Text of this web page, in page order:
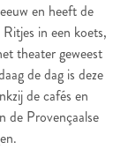
en heeft de
in een koets,
theater geweest
de dag is deze
de cafés en
de Provençaalse